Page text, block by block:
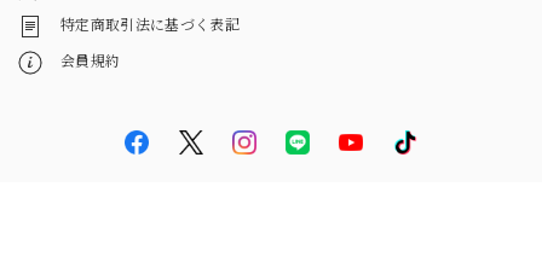
特定商取引法に基づく表記
会員規約